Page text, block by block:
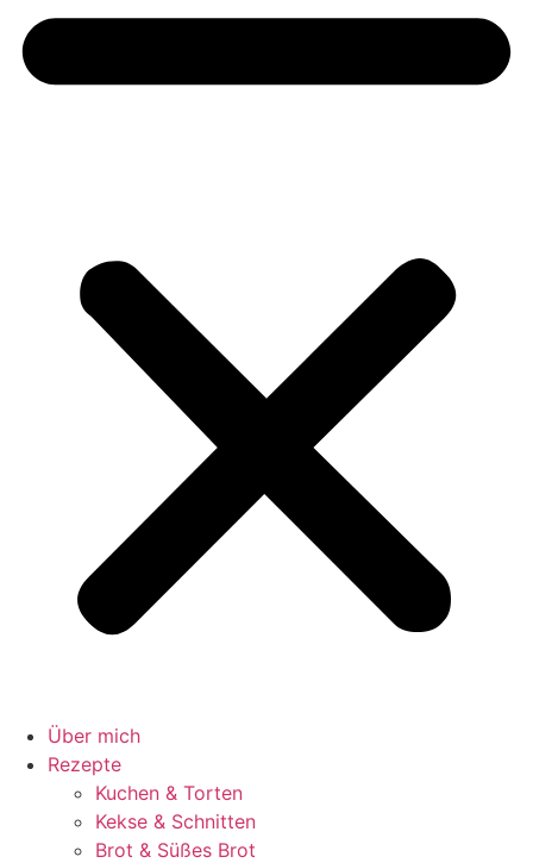
Über mich
Rezepte
Kuchen & Torten
Kekse & Schnitten
Brot & Süßes Brot